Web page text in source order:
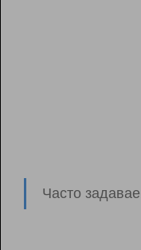
Часто